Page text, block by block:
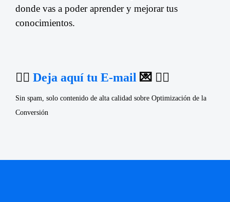
donde vas a poder aprender y mejorar tus
conocimientos.
👉🏼 Deja aquí tu E-mail 💌 👈🏼
Sin spam, solo contenido de alta calidad sobre Optimización de la
Conversión